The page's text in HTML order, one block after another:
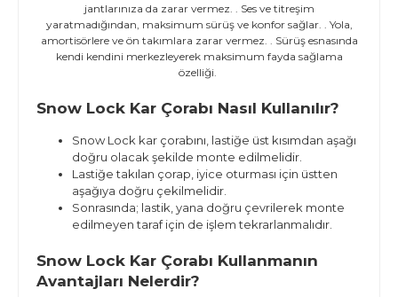
jantlarınıza da zarar vermez. . Ses ve titreşim
yaratmadığından, maksimum sürüş ve konfor sağlar. . Yola,
amortisörlere ve ön takımlara zarar vermez. . Sürüş esnasında
kendi kendini merkezleyerek maksimum fayda sağlama
özelliği.
Snow Lock Kar Çorabı Nasıl Kullanılır?
Snow Lock kar çorabını, lastiğe üst kısımdan aşağı
doğru olacak şekilde monte edilmelidir.
Lastiğe takılan çorap, iyice oturması için üstten
aşağıya doğru çekilmelidir.
Sonrasında; lastik, yana doğru çevrilerek monte
edilmeyen taraf için de işlem tekrarlanmalıdır.
Snow Lock Kar Çorabı Kullanmanın
Avantajları Nelerdir?